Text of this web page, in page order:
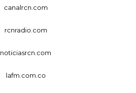
canalrcn.com
rcnradio.com
noticiasrcn.com
lafm.com.co